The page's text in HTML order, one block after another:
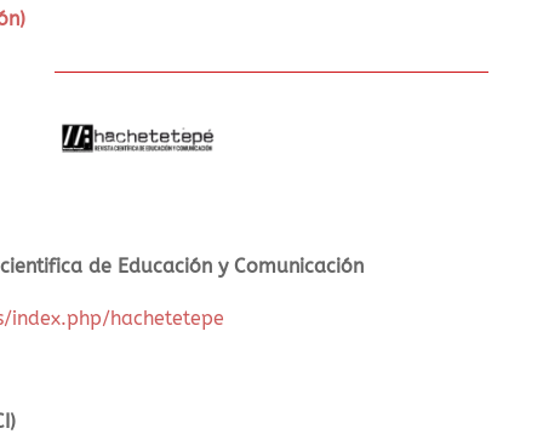
de Educación y Comunicación
index.php/hachetetepe